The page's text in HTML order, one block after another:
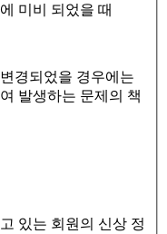
미비 되었을 때
경되었을 경우에는
발생하는 문제의 책
있는 회원의 신상 정